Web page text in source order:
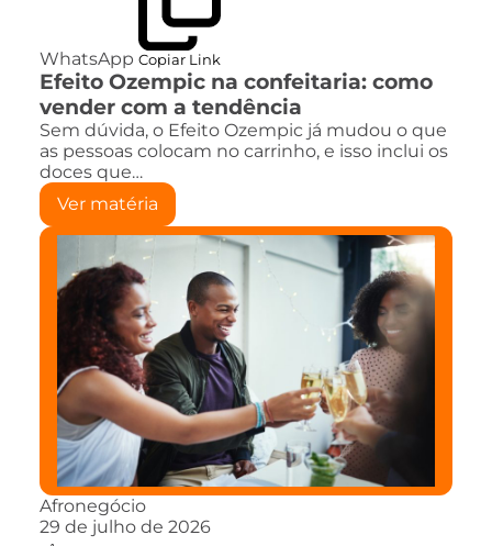
WhatsApp Copiar Link
Efeito Ozempic na confeitaria: como
vender com a tendência
Sem dúvida, o Efeito Ozempic já mudou o que
as pessoas colocam no carrinho, e isso inclui os
doces que…
Ver matéria
Afronegócio
29 de julho de 2026